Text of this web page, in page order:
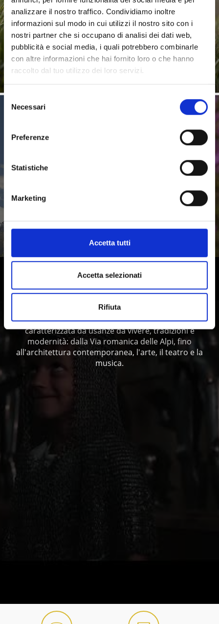
analizzare il nostro traffico. Condividiamo inoltre
informazioni sul modo in cui utilizzi il nostro sito con i
nostri partner che si occupano di analisi dei dati web,
pubblicità e social media, i quali potrebbero combinarle
con altre informazioni che hai fornito loro o che hanno
raccolto dal tuo utilizzo dei loro servizi.
Selezione
delNecessari
Preferenze
Statistiche
Marketing
Accetta tutti
Accetta selezionati
Rifiuta
Su questa pagina trovate tutte le impressioni e i video
un’immagine vale ...
Dal fondovalle alle vette più defilate, meglio essere sempre aggiornati
sulle condizioni meteo del territorio. Su questa pagina trovate la
Vivere la storia e la cultura in Val
Venosta
La regione culturale della Val Venosta, in Alto Adige, è
caratterizzata da usanze da vivere, tradizioni e
modernità: dalla Via romanica delle Alpi, fino
all'architettura contemporanea, l'arte, il teatro e la
musica.